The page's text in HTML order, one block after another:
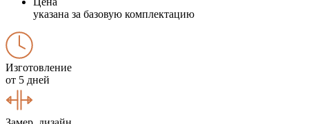
указана за базовую комплектацию
Изготовление
от 5 дней